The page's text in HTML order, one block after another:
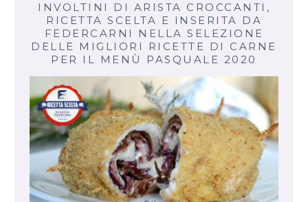
INVOLTINI DI ARISTA CROCCANTI,
RICETTA SCELTA E INSERITA DA
FEDERCARNI NELLA SELEZIONE
DELLE MIGLIORI RICETTE DI CARNE
PER IL MENÙ PASQUALE 2020